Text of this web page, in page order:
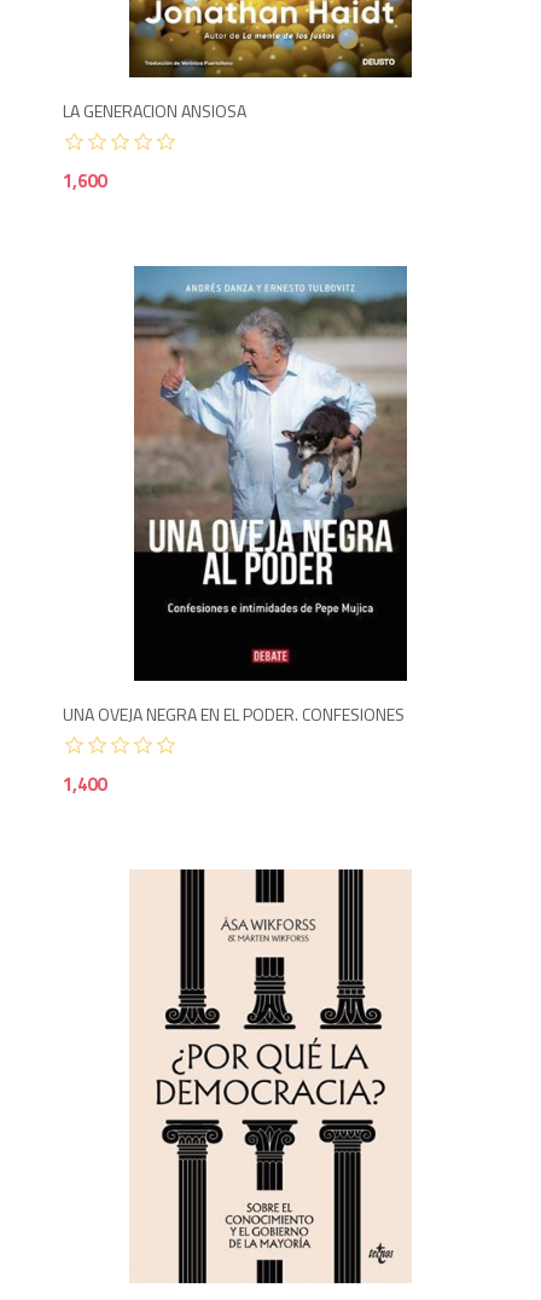
LA GENERACION ANSIOSA
1,600
UNA OVEJA NEGRA EN EL PODER. CONFESIONES
1,400